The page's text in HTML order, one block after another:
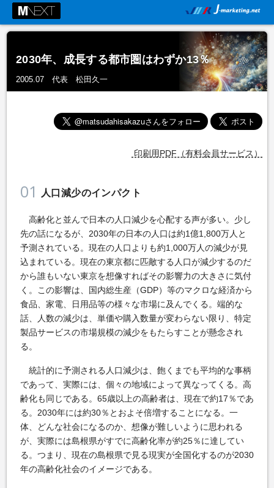
2030年、成長する都市圏はわずか13％
2005.07 代表 松田久一
印刷用PDF（有料会員サービス）
01 人口減少のインパクト
高齢化と並んで日本の人口減少を心配する声が多い。少し
先の話になるが、2030年の日本の人口は約1億1,800万人と
予測されている。現在の人口よりも約1,000万人の減少が見
込まれている。現在の東京都に匹敵する人口が減少するのだ
から誰もいない東京を想像すればその影響力の大きさに気付
く。この影響は、国内総生産（GDP）等のマクロな経済から
食品、家電、日用品等の様々な市場に及んでくる。端的な
話、人数の減少は、単価や購入数量が変わらない限り、特定
製品サービスの市場規模の減少をもたらすことが懸念され
る。
統計的に予測される人口減少は、飽くまでも平均的な事柄
であって、実際には、個々の地域によって異なってくる。高
齢化も同じである。65歳以上の高齢者は、現在で約17％であ
る。2030年には約30％とおよそ倍増することになる。一
体、どんな社会になるのか、想像が難しいように思われる
が、実際には島根県がすでに高齢化率が約25％に達してい
る。つまり、現在の島根県で見る現実が全国化するのが2030
年の高齢化社会のイメージである。